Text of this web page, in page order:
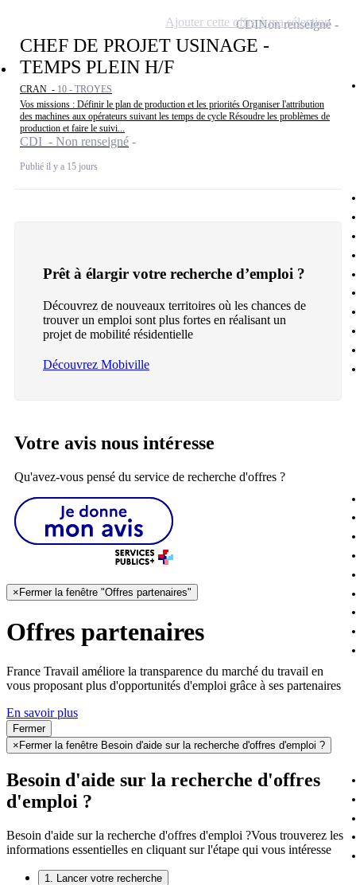
CHEF DE PROJET USINAGE -
TEMPS PLEIN H/F
CRAN - 10 - TROYES
Vos missions : Définir le plan de production et les priorités Organiser l'attribution
des machines aux opérateurs suivant les temps de cycle Résoudre les problèmes de
production et faire le suivi...
CDI - Non renseigné
Publié il y a 15 jours
CDINon renseigné
Ajouter cette offre à ma sélection
Prêt à élargir votre recherche d’emploi ?
Découvrez de nouveaux territoires où les chances de
trouver un emploi sont plus fortes en réalisant un
projet de mobilité résidentielle
Découvrez Mobiville
Votre avis nous intéresse
Qu'avez-vous pensé du service de recherche d'offres ?
× Fermer la fenêtre "Offres partenaires"
Offres partenaires
France Travail améliore la transparence du marché du travail en
vous proposant plus d'opportunités d'emploi grâce à ses partenaires
En savoir plus
Fermer
× Fermer la fenêtre Besoin d'aide sur la recherche d'offres d'emploi ?
Besoin d'aide sur la recherche d'offres
d'emploi ?
Besoin d'aide sur la recherche d'offres d'emploi ?Vous trouverez les
informations essentielles en cliquant sur l'étape qui vous intéresse
1. Lancer votre recherche